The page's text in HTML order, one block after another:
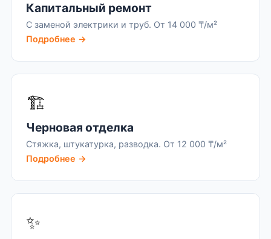
Капитальный ремонт
С заменой электрики и труб. От 14 000 ₸/м²
Подробнее →
🏗️
Черновая отделка
Стяжка, штукатурка, разводка. От 12 000 ₸/м²
Подробнее →
✨